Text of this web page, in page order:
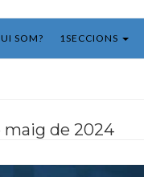
SOM? 1SECCIONS
maig de 2024